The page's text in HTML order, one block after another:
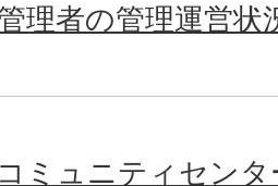
理者の管理運営状
ミュニティセン